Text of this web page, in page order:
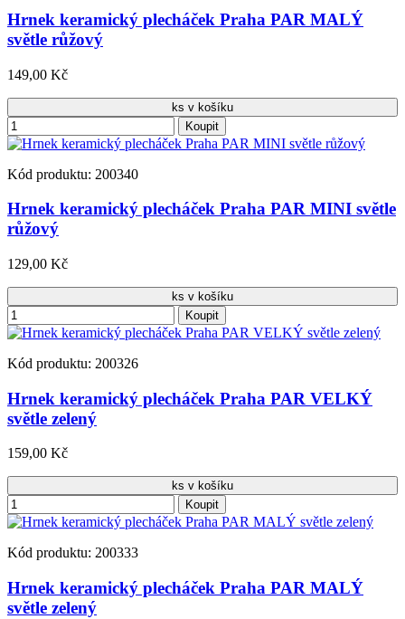
Hrnek keramický plecháček Praha PAR MALÝ
světle růžový
149,00 Kč
ks v košíku
Koupit
Kód produktu: 200340
Hrnek keramický plecháček Praha PAR MINI světle
růžový
129,00 Kč
ks v košíku
Koupit
Kód produktu: 200326
Hrnek keramický plecháček Praha PAR VELKÝ
světle zelený
159,00 Kč
ks v košíku
Koupit
Kód produktu: 200333
Hrnek keramický plecháček Praha PAR MALÝ
světle zelený